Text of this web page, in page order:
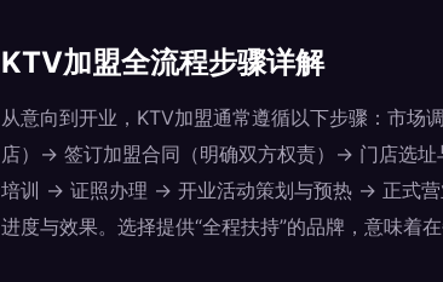
KTV加盟全流程步骤详解
从意向到开业，KTV加盟通常遵循以下步骤：市
店）→ 签订加盟合同（明确双方权责）→ 门店选
培训 → 证照办理 → 开业活动策划与预热 → 正式营
进度与效果。选择提供“全程扶持”的品牌，意味着